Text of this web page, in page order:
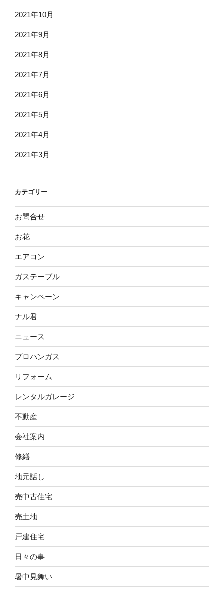
2021年10月
2021年9月
2021年8月
2021年7月
2021年6月
2021年5月
2021年4月
2021年3月
カテゴリー
お問合せ
お花
エアコン
ガステーブル
キャンペーン
ナル君
ニュース
プロパンガス
リフォーム
レンタルガレージ
不動産
会社案内
修繕
地元話し
売中古住宅
売土地
戸建住宅
日々の事
暑中見舞い